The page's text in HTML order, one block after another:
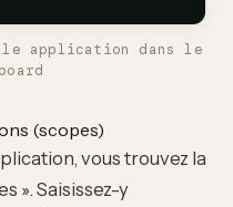
application dans le
(scopes)
vous trouvez la
». Saisissez-y